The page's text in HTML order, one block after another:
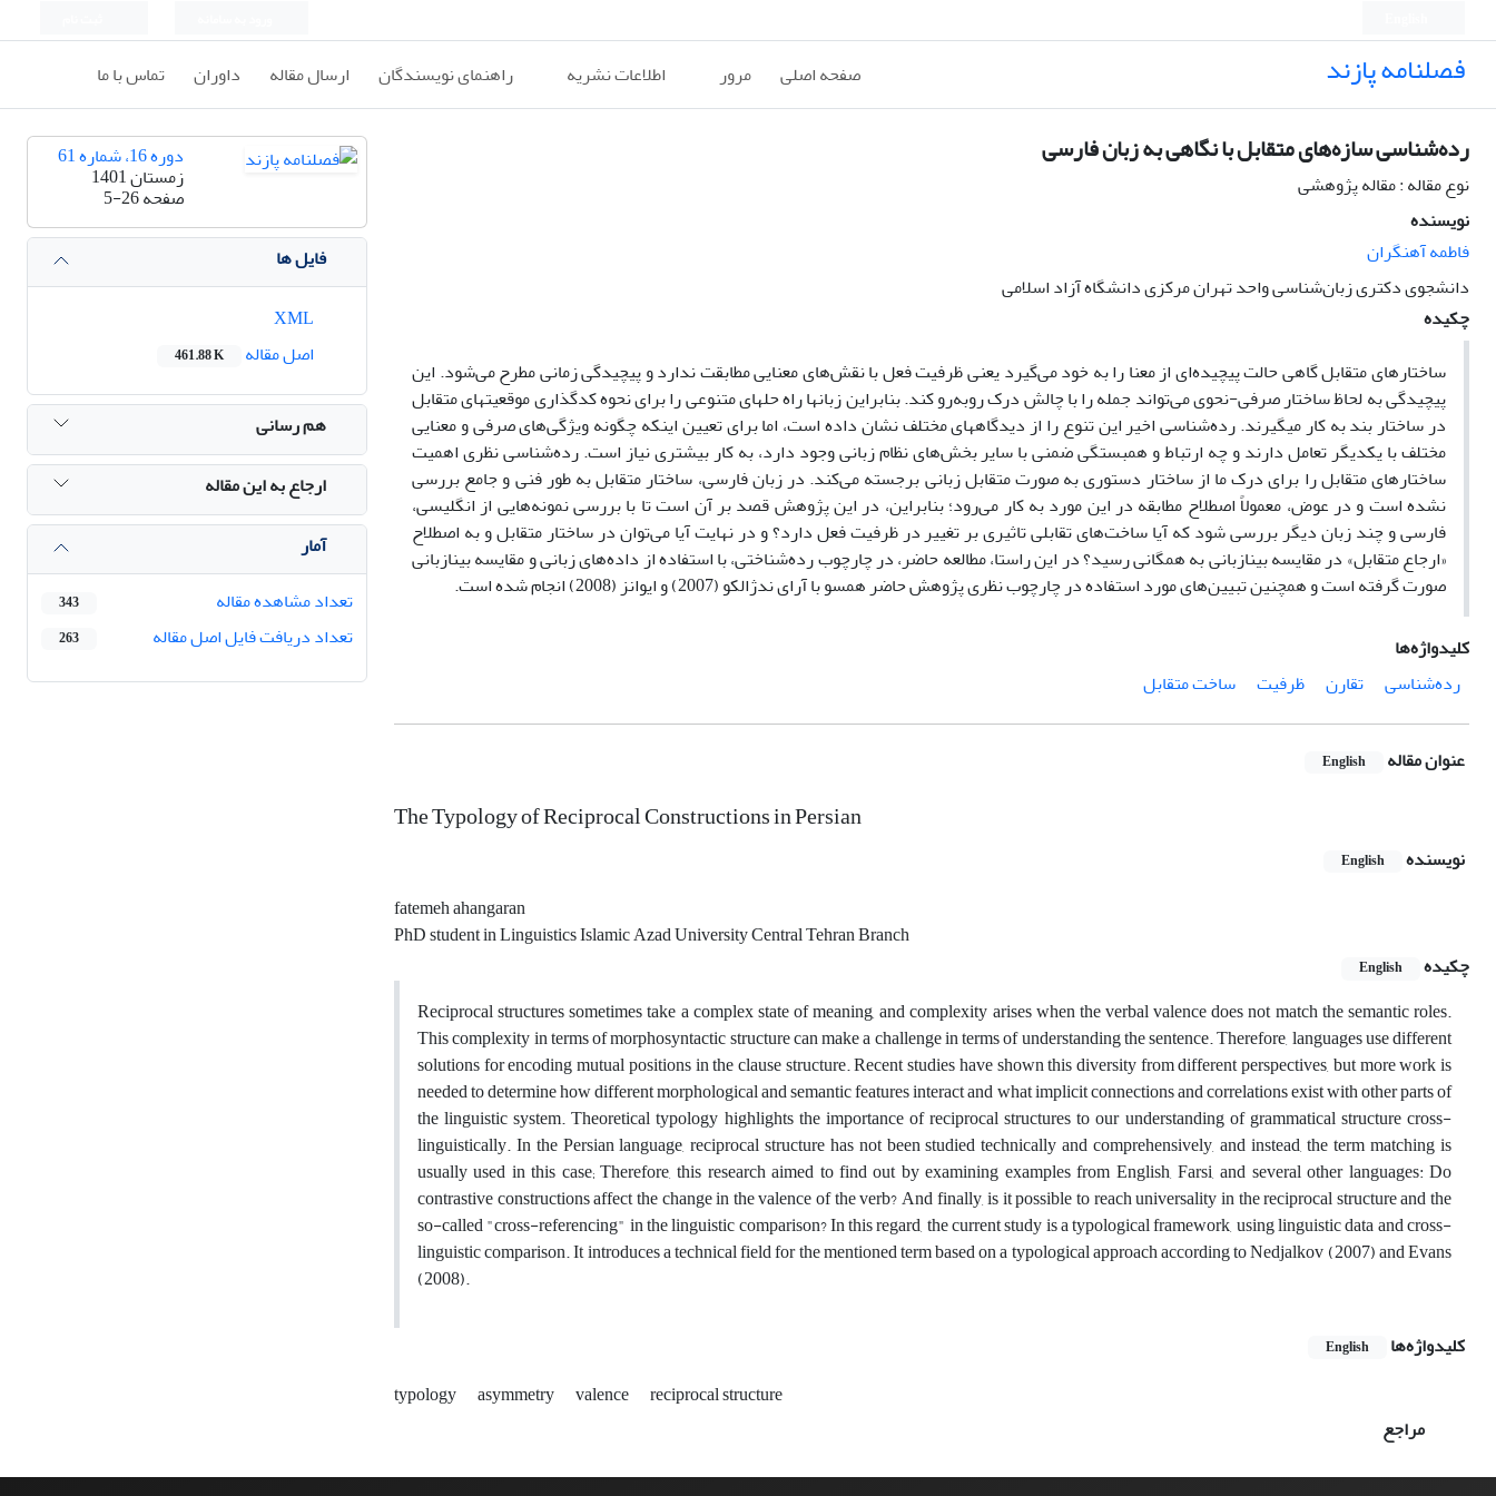
فصلنامه پازند صفحه اصلی مرور اطلاعات نشریه راهنمای نویسندگان ارسال مقاله داوران تماس با ما
رده‌شناسی سازه‌های متقابل با نگاهی به زبان فارسی
نوع مقاله : مقاله پژوهشی
نویسنده
فاطمه آهنگران
دانشجوی دکتری زبان‌شناسی واحد تهران مرکزی دانشگاه آزاد اسلامی
چکیده
ساختارهای متقابل گاهی حالت پیچیده‌ای از معنا را به خود می‌گیرد یعنی ظرفیت فعل با نقش‌های معنایی مطابقت ندارد و پیچیدگی زمانی مطرح می‌شود. این
پیچیدگی به لحاظ ساختار صرفی-نحوی می‌تواند جمله را با چالش درک روبه‌رو کند. بنابراین زبان­ها راه حل­های متنوعی را برای نحوه کدگذاری موقعیت­های متقابل
در ساختار بند به کار می­گیرند. رده‌شناسی اخیر این تنوع را از دیدگاه­های مختلف نشان داده است، اما برای تعیین اینکه چگونه ویژگی‌های صرفی و معنایی
مختلف با یکدیگر تعامل دارند و چه ارتباط و همبستگی ضمنی با سایر بخش‌های نظام زبانی وجود دارد، به کار بیشتری نیاز است. رده‌شناسی نظری اهمیت
ساختارهای متقابل را برای درک ما از ساختار دستوری به صورت متقابل زبانی برجسته می‌کند. در زبان فارسی، ساختار متقابل به ‌طور فنی و جامع بررسی
نشده است و در عوض، معمولاً اصطلاح مطابقه در این مورد به کار می‌رود؛ بنابراین، در این پژوهش قصد بر آن است تا با بررسی نمونه‌هایی از انگلیسی،
فارسی و چند زبان دیگر بررسی شود که آیا ساخت‌های تقابلی تاثیری بر تغییر در ظرفیت فعل دارد؟ و در نهایت آیا می‌توان در ساختار متقابل و به اصطلاح
«ارجاع متقابل» در مقایسه بینازبانی به همگانی رسید؟ در این راستا، مطالعه‌ حاضر، در چارچوب رده‌شناختی، با استفاده از داده‌های زبانی و مقایسه بینازبانی
صورت گرفته است و همچنین تبیین‌های مورد استفاده در چارچوب نظری پژوهش حاضر همسو با آرای ندژالکو (2007) و ایوانز (2008) انجام شده است.
کلیدواژه‌ها
رده‌شناسی
تقارن ظرفیت ساخت متقابل
عنوان مقاله English
The Typology of Reciprocal Constructions in Persian
نویسنده English
fatemeh ahangaran
PhD student in Linguistics Islamic Azad University Central Tehran Branch
چکیده
English
Reciprocal structures sometimes take a complex state of meaning, and complexity arises when the verbal valence does not match the semantic roles.
This complexity in terms of morphosyntactic structure can make a challenge in terms of understanding the sentence. Therefore, languages use different
solutions for encoding mutual positions in the clause structure. Recent studies have shown this diversity from different perspectives, but more work is
needed to determine how different morphological and semantic features interact and what implicit connections and correlations exist with other parts of
the linguistic system. Theoretical typology highlights the importance of reciprocal structures to our understanding of grammatical structure cross-
linguistically. In the Persian language, reciprocal structure has not been studied technically and comprehensively, and instead, the term matching is
usually used in this case; Therefore, this research aimed to find out by examining examples from English, Farsi, and several other languages: Do
contrastive constructions affect the change in the valence of the verb? And finally, is it possible to reach universality in the reciprocal structure and the
so-called "cross-referencing" in the linguistic comparison? In this regard, the current study is a typological framework, using linguistic data and cross-
linguistic comparison. It introduces a technical field for the mentioned term based on a typological approach according to Nedjalkov (2007) and Evans
(2008).
کلیدواژه‌ها
English
typology asymmetry valence
reciprocal structure
مراجع
دوره 16، شماره 61
زمستان 1401
صفحه5-26
فایل ها
اصل مقاله
461.88 K
هم رسانی
ارجاع به این مقاله
آمار
تعداد مشاهده مقاله
343
تعداد دریافت فایل اصل مقاله 263